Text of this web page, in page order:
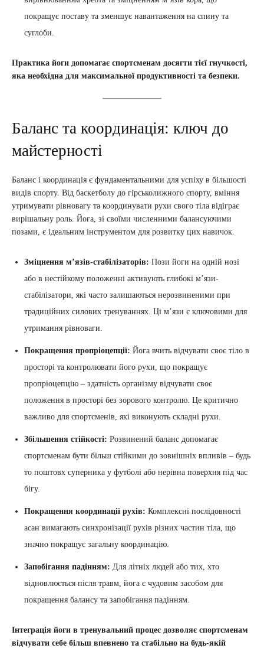
покращує поставу та зменшує навантаження на спину та
суглоби.
Практика йоги допомагає спортсменам досягти тієї гнучкості,
яка необхідна для максимальної продуктивності та безпеки.
Баланс та координація: ключ до
майстерності
Баланс і координація є фундаментальними для успіху в більшості
видів спорту. Від баскетболу до гірськолижного спорту, вміння
утримувати рівновагу та координувати рухи свого тіла відіграє
вирішальну роль. Йога, зі своїми численними балансуючими
позами, є ідеальним інструментом для розвитку цих навичок.
Зміцнення м’язів-стабілізаторів: Пози йоги на одній нозі
або в нестійкому положенні активують глибокі м’язи-
стабілізатори, які часто залишаються нерозвиненими при
традиційних силових тренуваннях. Ці м’язи є ключовими для
утримання рівноваги.
Покращення пропріоцепції: Йога вчить відчувати своє тіло в
просторі та контролювати його рухи, що покращує
пропріоцепцію – здатність організму відчувати своє
положення в просторі без зорового контролю. Це критично
важливо для спортсменів, які виконують складні рухи.
Збільшення стійкості: Розвинений баланс допомагає
спортсменам бути більш стійкими до зовнішніх впливів – будь
то поштовх суперника у футболі або нерівна поверхня під час
бігу.
Покращення координації рухів: Комплексні послідовності
асан вимагають синхронізації рухів різних частин тіла, що
значно покращує загальну координацію.
Запобігання падінням: Для літніх людей або тих, хто
відновлюється після травм, йога є чудовим засобом для
покращення балансу та запобігання падінням.
Інтеграція йоги в тренувальний процес дозволяє спортсменам
відчувати себе більш впевнено та стабільно на будь-якій